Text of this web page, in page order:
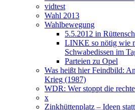
vidtest
Wahl 2013
Wahlbewegung
5.5.2012 in
LINKE so nötig wie
Schwabedissen im
Parteien zu Opel
Was heißt hier Feindbild:
Krieg (1987)
WDR: Wer stoppt die
x
Zinkhüttenplatz – Ideen